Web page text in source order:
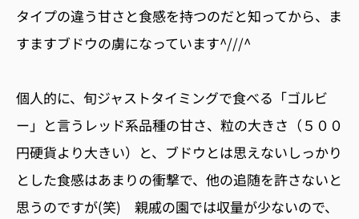
タイプの違う甘さと食感を持つのだと知ってから、ま
すますブドウの虜になっています^///^
個人的に、旬ジャストタイミングで食べる「ゴルビ
ー」と言うレッド系品種の甘さ、粒の大きさ（５００
円硬貨より大きい）と、ブドウとは思えないしっかり
とした食感はあまりの衝撃で、他の追随を許さないと
思うのですが(笑) 親戚の園では収量が少ないので、